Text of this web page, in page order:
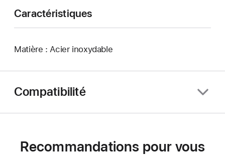
Caractéristiques
Matière : Acier inoxydable
Compatibilité
Recommandations pour vous